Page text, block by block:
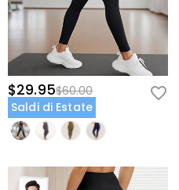
$29.95$60.00
Saldi di Estate